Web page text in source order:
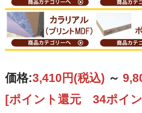
価格:3,410円(税込) ～
[ポイント還元 34ポイ